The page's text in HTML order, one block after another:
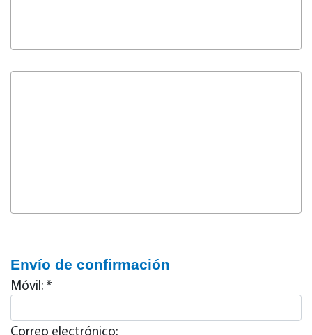
Envío de confirmación
Móvil: *
Correo electrónico: